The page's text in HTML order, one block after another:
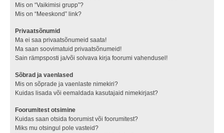
Mis on “Vaikimisi grupp”?
Mis on “Meeskond” link?
Privaatsõnumid
Ma ei saa privaatsõnumeid saata!
Ma saan soovimatuid privaatsõnumeid!
Sain rämpsposti ja/või solvava kirja foorumi vahendusel!
Sõbrad ja vaenlased
Mis on sõprade ja vaenlaste nimekiri?
Kuidas lisada või eemaldada kasutajaid nimekirjast?
Foorumitest otsimine
Kuidas saan otsida foorumist või foorumitest?
Miks mu otsingul pole vasteid?